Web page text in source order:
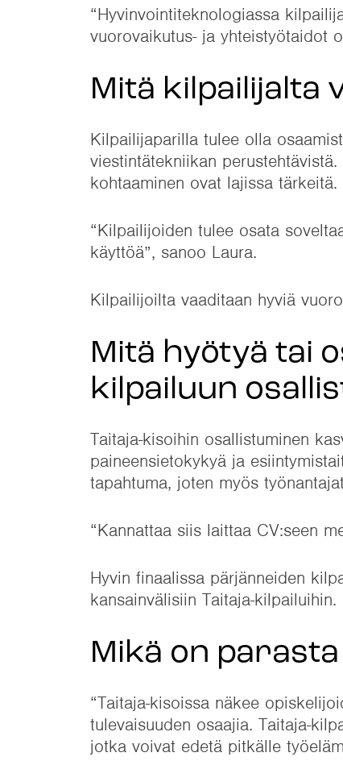
“Hyvinvointiteknologiassa
vuorovaikutus- ja yhteistyötaidot
Mitä kilpailijalta
Kilpailijaparilla tulee olla
viestintätekniikan
kohtaaminen ovat lajissa tärkeitä.
“Kilpailijoiden tulee osata
käyttöä”, sanoo Laura.
Kilpailijoilta vaaditaan hyviä
Mitä hyötyä tai
kilpailuun
Taitaja-kisoihin osallistuminen
paineensietokykyä ja
tapahtuma, joten myös
“Kannattaa siis laittaa CV:seen
Hyvin finaalissa pärjänneiden
kansainvälisiin Taitaja-kilpailuihin.
Mikä on
“Taitaja-kisoissa näkee
tulevaisuuden osaajia. Taitaja-
jotka voivat edetä pitkälle